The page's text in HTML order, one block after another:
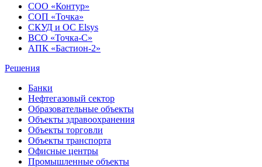
СОО «Контур»
СОП «Точка»
СКУД и ОС Elsys
ВСО «Точка-С»
АПК «Бастион-2»
Решения
Банки
Нефтегазовый сектор
Образовательные объекты
Объекты здравоохранения
Объекты торговли
Объекты транспорта
Офисные центры
Промышленные объекты